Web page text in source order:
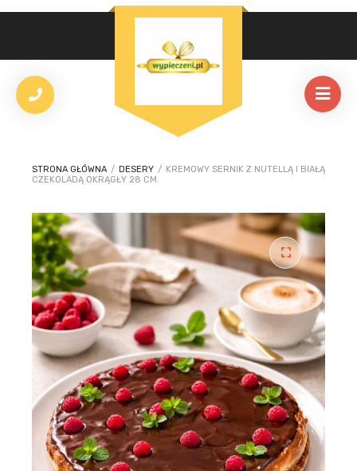
STRONA GŁÓWNA / DESERY / KREMOWY SERNIK Z NUTELLĄ I BIAŁĄ
CZEKOLADĄ OKRĄGŁY 28 CM.
🔍